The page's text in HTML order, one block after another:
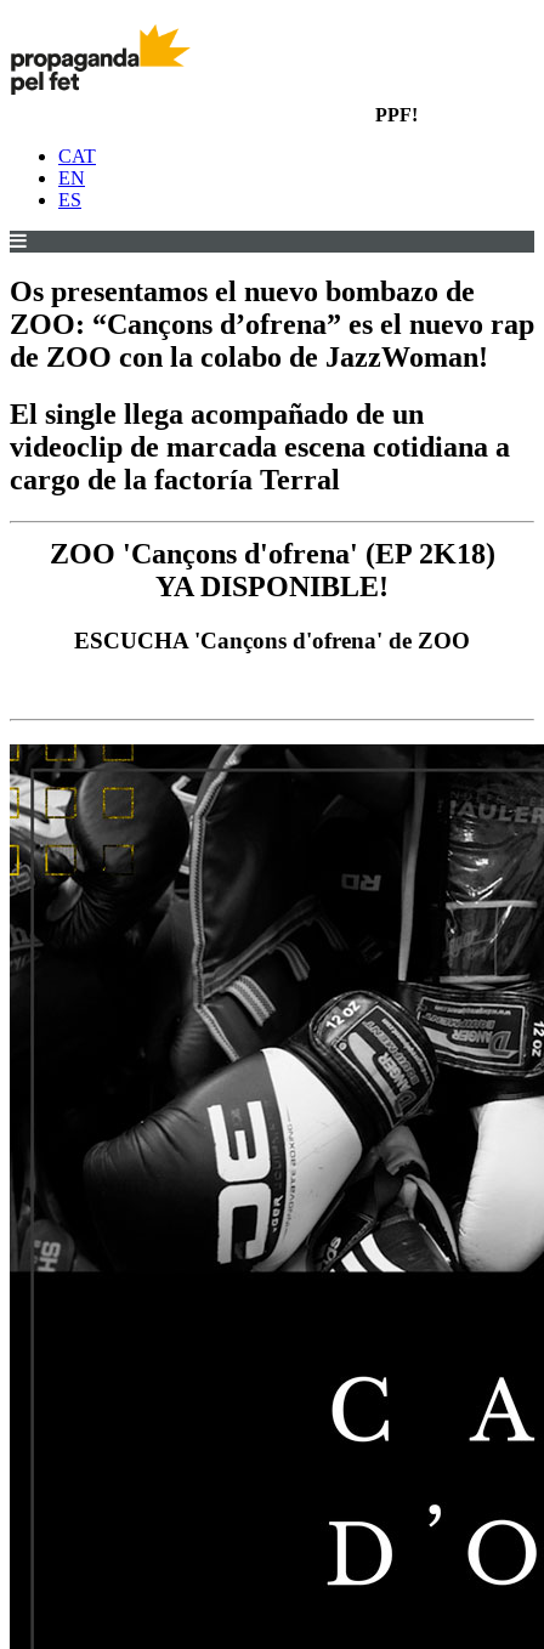
PPF!
CAT
EN
ES
Os presentamos el nuevo bombazo de
ZOO: “Cançons d’ofrena” es el nuevo rap
de ZOO con la colabo de JazzWoman!
El single llega acompañado de un
videoclip de marcada escena cotidiana a
cargo de la factoría Terral
ZOO 'Cançons d'ofrena' (EP 2K18)
YA DISPONIBLE!
ESCUCHA 'Cançons d'ofrena' de ZOO